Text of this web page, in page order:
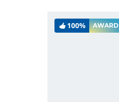
100% AWARD